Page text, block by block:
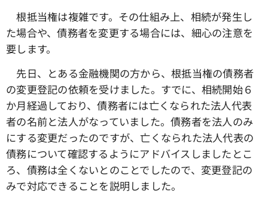
根抵当権は複雑です。その仕組み上、相続が発生し
た場合や、債務者を変更する場合には、細心の注意を
要します。
先日、とある金融機関の方から、根抵当権の債務者
の変更登記の依頼を受けました。すでに、相続開始６
か月経過しており、債務者には亡くなられた法人代表
者の名前と法人がなっていました。債務者を法人のみ
にする変更だったのですが、亡くなられた法人代表の
債務について確認するようにアドバイスしましたとこ
ろ、債務は全くないとのことでしたので、変更登記の
みで対応できることを説明しました。